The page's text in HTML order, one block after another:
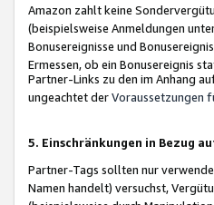
Amazon zahlt keine
(beispielsweise Anmeldungen
Bonusereignisse und
Ermessen, ob ein Bonusereignis
Partner-Links zu den im Anhang
ungeachtet derVoraussetzungen
5. Einschränkungen in Bezug
Partner-Tags sollten nur
Namen handelt) versuchst,